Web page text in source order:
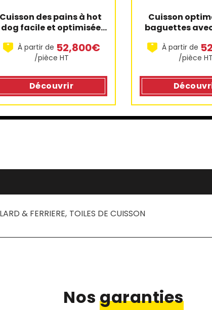
Cuisson des pains à hot
dog facile et optimisée
cuisson
À partir de 52,800€
/pièce HT
Découvrir
Cuisson
baguettes
À partir de
/pièce HT
& FERRIERE, TOILES DE CUISSON
Nosgaranties